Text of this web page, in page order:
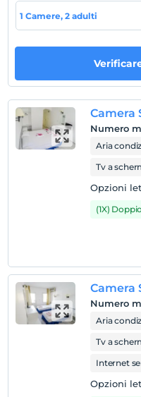
10 metri fermata
mercato davanti.
Regole dell'hotel
animale domestico
Animali non ammessi
fumare
Orari di check-in
1 Camere, 2 adulti
Camera
Numero
Aria
Tv a
Opzioni
(1X) Doppio
Numero
Aria
Tv a
Internet
Opzioni